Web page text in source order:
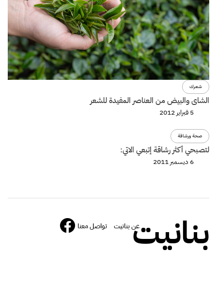
شعرك
الشاى والبيض من العناصر المفيدة للشعر
5 فبراير 2012
صحة ورشاقة
لتصبحي أكثر رشاقة إتبعي الاتي:
6 ديسمبر 2011
بنانيتعن بنانيت تواصل معنا